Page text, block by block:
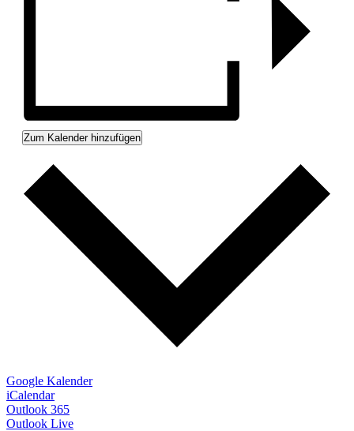
Zum Kalender hinzufügen
Google Kalender
iCalendar
Outlook 365
Outlook Live